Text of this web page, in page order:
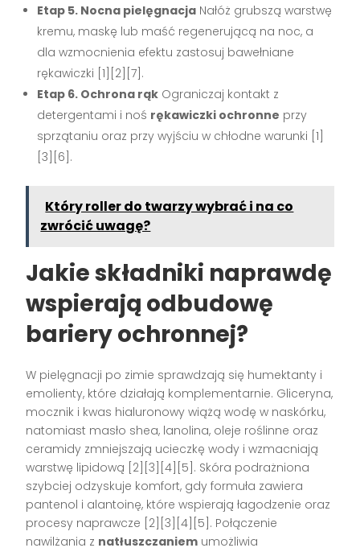
Etap 5. Nocna pielęgnacja Nałóż grubszą warstwę
kremu, maskę lub maść regenerującą na noc, a
dla wzmocnienia efektu zastosuj bawełniane
rękawiczki [1][2][7].
Etap 6. Ochrona rąk Ograniczaj kontakt z
detergentami i noś rękawiczki ochronne przy
sprzątaniu oraz przy wyjściu w chłodne warunki [1]
[3][6].
Który roller do twarzy wybrać i na co
zwrócić uwagę?
Jakie składniki naprawdę
wspierają odbudowę
bariery ochronnej?
W pielęgnacji po zimie sprawdzają się humektanty i
emolienty, które działają komplementarnie. Gliceryna,
mocznik i kwas hialuronowy wiążą wodę w naskórku,
natomiast masło shea, lanolina, oleje roślinne oraz
ceramidy zmniejszają ucieczkę wody i wzmacniają
warstwę lipidową [2][3][4][5]. Skóra podrażniona
szybciej odzyskuje komfort, gdy formuła zawiera
pantenol i alantoinę, które wspierają łagodzenie oraz
procesy naprawcze [2][3][4][5]. Połączenie
nawilżania z natłuszczaniem umożliwia